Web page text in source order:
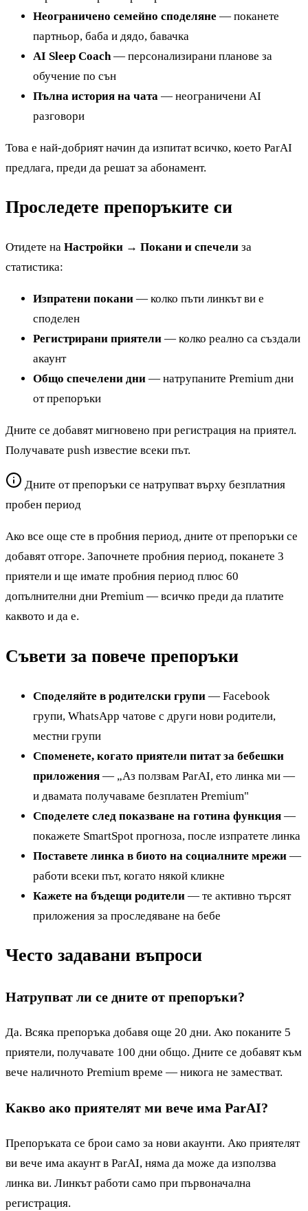
Неограничено семейно споделяне — поканете
партньор, баба и дядо, бавачка
AI Sleep Coach— персонализирани планове за
обучение по сън
Пълна история на чата — неограничени AI
разговори
Това е най-добрият начин да изпитат всичко, което ParAI
предлага, преди да решат за абонамент.
Проследете препоръките си
Отидете на Настройки → Покани и спечели за
статистика:
Изпратени покани — колко пъти линкът ви е
споделен
Регистрирани приятели — колко реално са създали
акаунт
Общо спечелени дни — натрупаните Premium дни
от препоръки
Дните се добавят мигновено при регистрация на приятел.
Получавате push известие всеки път.
Дните от препоръки се натрупват върху безплатния
пробен период
Ако все още сте в пробния период, дните от препоръки се
добавят отгоре. Започнете пробния период, поканете 3
приятели и ще имате пробния период плюс 60
допълнителни дни Premium — всичко преди да платите
каквото и да е.
Съвети за повече препоръки
Споделяйте в родителски групи — Facebook
групи, WhatsApp чатове с други нови родители,
местни групи
Споменете, когато приятели питат за бебешки
приложения — „Аз ползвам ParAI, ето линка ми —
и двамата получаваме безплатен Premium"
Споделете след показване на готина функция —
покажете SmartSpot прогноза, после изпратете линка
Поставете линка в биото на социалните мрежи —
работи всеки път, когато някой кликне
Кажете на бъдещи родители — те активно търсят
приложения за проследяване на бебе
Често задавани въпроси
Натрупват ли се дните от препоръки?
Да. Всяка препоръка добавя още 20 дни. Ако поканите 5
приятели, получавате 100 дни общо. Дните се добавят към
вече наличното Premium време — никога не заместват.
Какво ако приятелят ми вече има ParAI?
Препоръката се брои само за нови акаунти. Ако приятелят
ви вече има акаунт в ParAI, няма да може да използва
линка ви. Линкът работи само при първоначална
регистрация.